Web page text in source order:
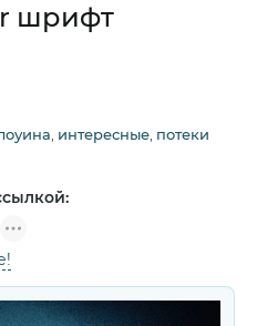
шрифт
интересные потеки